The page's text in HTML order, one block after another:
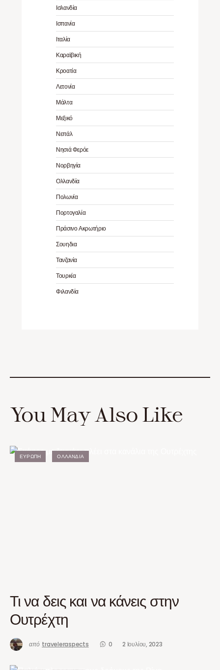
Ισλανδία
Ισπανία
Ιταλία
Καραϊβική
Κροατία
Λετονία
Μάλτα
Μεξικό
Νεπάλ
Νησιά Φερόε
Νορβηγία
Ολλανδία
Πολωνία
Πορτογαλία
Πράσινο Ακρωτήριο
Σουηδια
Τανζανία
Τουρκία
Φιλανδία
You May Also Like
ΕΥΡΏΠΗ ΟΛΛΑΝΔΊΑ
Τι να δεις και να κάνεις στην
Ουτρέχτη
από traveleraspects 0 2 Ιουλίου, 2023